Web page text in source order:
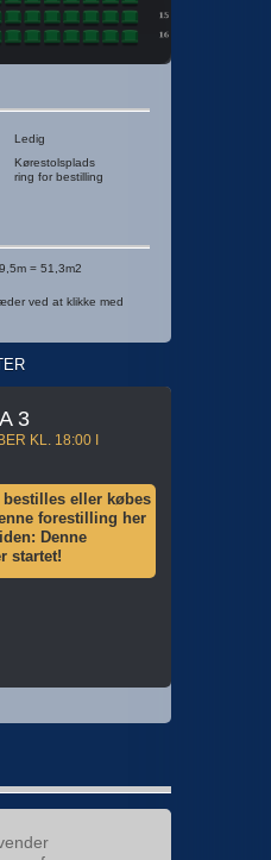
Ledig
Kørestolsplads
ring for bestilling
= 51,3m2
ved at klikke med
3
KL. 18:00 I
bestilles eller købes
forestilling her
Denne
startet!